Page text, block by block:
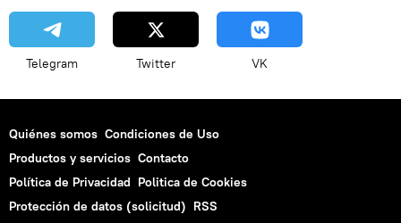
Telegram Twitter VK
Quiénes somos Condiciones de Uso
Productos y servicios Contacto
Política de Privacidad Politica de Cookies
Protección de datos (solicitud) RSS